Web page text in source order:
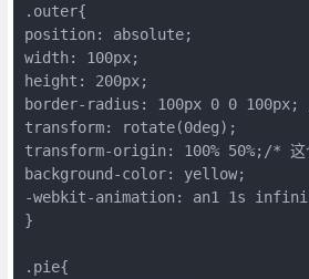
.outer{
position: absolute;
width: 100px;
height: 200px;
border-radius: 100px 0 0 100px; /*
transform: rotate(0deg);
transform-origin: 100% 50%;/* 这个很
background-color: yellow;
-webkit-animation: an1 1s
}
.pie{